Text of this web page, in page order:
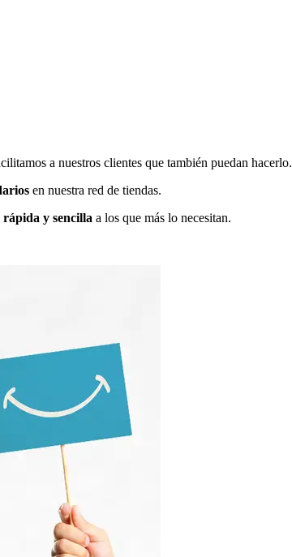
a nuestros clientes que también puedan hacerlo.
en nuestra red de tiendas.
y sencilla a los que más lo necesitan.